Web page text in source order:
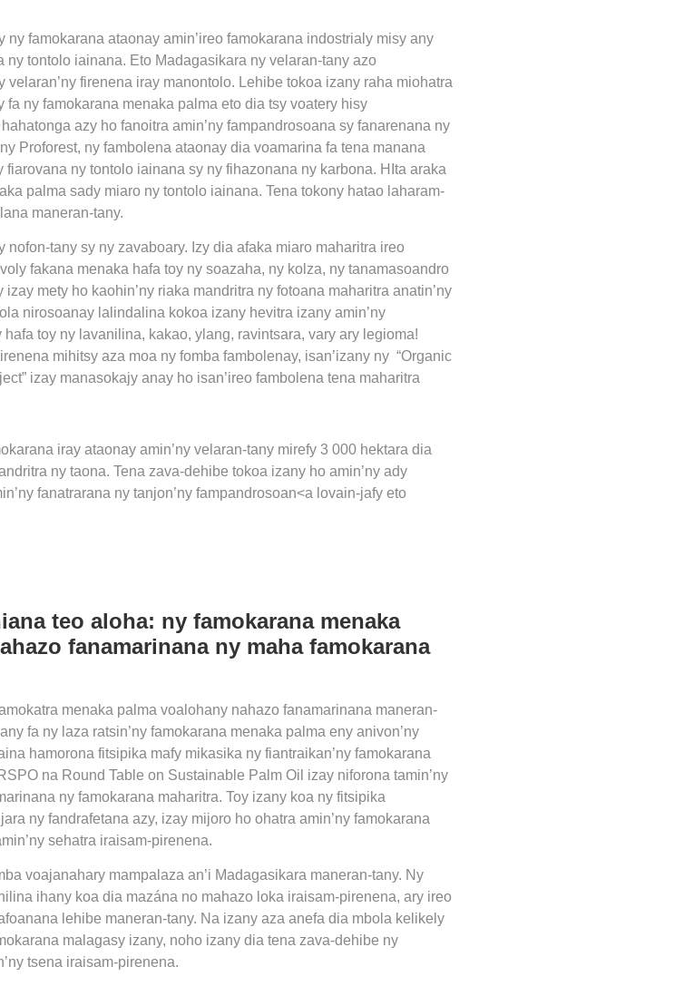
famokarana ataonay amin’ireo famokarana indostrialy misy any
tontolo iainana. Eto Madagasikara ny velaran-tany azo
velaran’ny firenena iray manontolo. Lehibe tokoa izany raha miohatra
fa ny famokarana menaka palma eto dia tsy voatery hisy
azy ho fanoitra amin’ny fampandrosoana sy fanarenana ny
Proforest, ny fambolena ataonay dia voamarina fa tena manana
fiarovana ny tontolo iainana sy ny fihazonana ny karbona. HIta araka
palma sady miaro ny tontolo iainana. Tena tokony hatao laharam-
maneran-tany.
nofon-tany sy ny zavaboary. Izy dia afaka miaro maharitra ireo
fakana menaka hafa toy ny soazaha, ny kolza, ny tanamasoandro
mety ho kaohin’ny riaka mandritra ny fotoana maharitra anatin’ny
nirosoanay lalindalina kokoa izany hevitra izany amin’ny
toy ny lavanilina, kakao, ylang, ravintsara, vary ary legioma!
mihitsy aza moa ny fomba fambolenay, isan’izany ny “Organic
izay manasokajy anay ho isan’ireo fambolena tena maharitra
iray ataonay amin’ny velaran-tany mirefy 3 000 hektara dia
ny taona. Tena zava-dehibe tokoa izany ho amin’ny ady
fanatrarana ny tanjon’ny fampandrosoan<a lovain-jafy eto
teo aloha: ny famokarana menaka
fanamarinana ny maha famokarana
menaka palma voalohany nahazo fanamarinana maneran-
fa ny laza ratsin’ny famokarana menaka palma eny anivon’ny
hamorona fitsipika mafy mikasika ny fiantraikan’ny famokarana
na Round Table on Sustainable Palm Oil izay niforona tamin’ny
ny famokarana maharitra. Toy izany koa ny fitsipika
ny fandrafetana azy, izay mijoro ho ohatra amin’ny famokarana
sehatra iraisam-pirenena.
voajanahary mampalaza an’i Madagasikara maneran-tany. Ny
ihany koa dia mazána no mahazo loka iraisam-pirenena, ary ireo
lehibe maneran-tany. Na izany aza anefa dia mbola kelikely
malagasy izany, noho izany dia tena zava-dehibe ny
tsena iraisam-pirenena.